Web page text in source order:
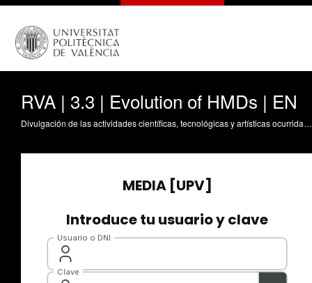
RVA | 3.3 | Evolution of HMDs | EN
Divulgación de las actividades científicas, tecnológicas y artísticas ocurridas en los tres campus de la UPV